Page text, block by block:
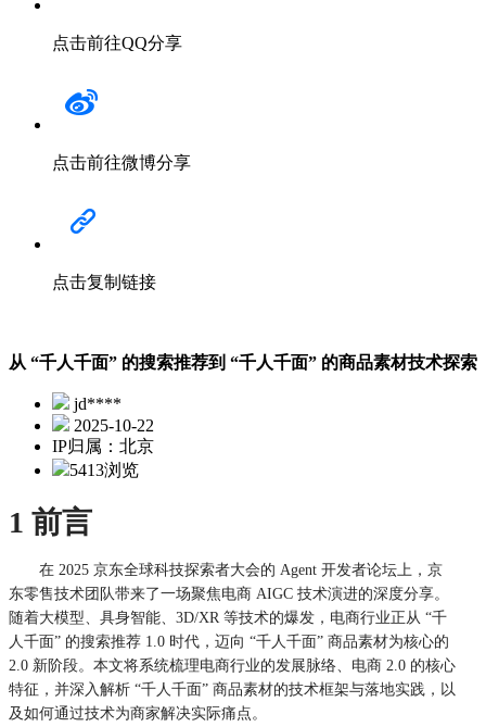
点击前往QQ分享
点击前往微博分享
点击复制链接
从 “千人千面” 的搜索推荐到 “千人千面” 的商品素材技术探索
jd****
2025-10-22
IP归属：北京
5413浏览
1 前言
在 2025 京东全球科技探索者大会的 Agent 开发者论坛上，京
东零售技术团队带来了一场聚焦电商 AIGC 技术演进的深度分享。
随着大模型、具身智能、3D/XR 等技术的爆发，电商行业正从 “千
人千面” 的搜索推荐 1.0 时代，迈向 “千人千面” 商品素材为核心的
2.0 新阶段。本文将系统梳理电商行业的发展脉络、电商 2.0 的核心
特征，并深入解析 “千人千面” 商品素材的技术框架与落地实践，以
及如何通过技术为商家解决实际痛点。